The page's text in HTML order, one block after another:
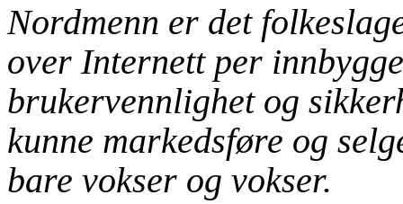
Nordmenn er det
over Internett per
brukervennlighet og
kunne markedsføre og
bare vokser og vokser.